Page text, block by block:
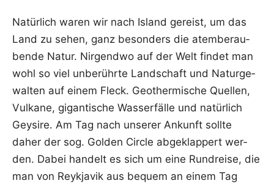
Natür­lich waren wir nach Island gereist, um das
Land zu sehen, ganz beson­ders die atem­be­rau­
ben­de Natur. Nir­gend­wo auf der Welt fin­det man
wohl so viel unbe­rühr­te Land­schaft und Natur­ge­
wal­ten auf einem Fleck. Geo­ther­mi­sche Quel­len,
Vul­ka­ne, gigan­ti­sche Was­ser­fäl­le und natür­lich
Gey­si­re. Am Tag nach unse­rer Ankunft soll­te
daher der sog. Gol­den Cir­cle abge­klap­pert wer­
den. Dabei han­delt es sich um eine Rund­rei­se, die
man von Reykja­vik aus bequem an einem Tag